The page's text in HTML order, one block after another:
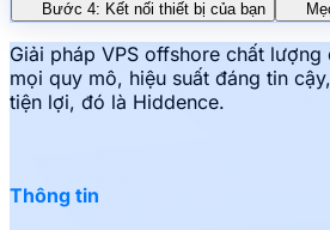
Bước 4: Kết nối thiết bị của bạn
Giải pháp VPS offshore chất
mọi quy mô, hiệu suất đáng tin
tiện lợi, đó là Hiddence.
Thông tin